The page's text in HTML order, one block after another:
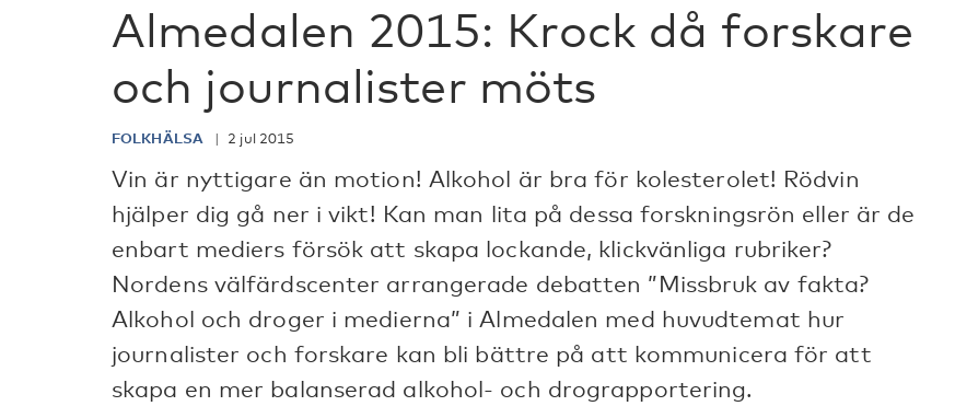
Almedalen 2015: Krock då forskare
och journalister möts
FOLKHÄLSA 2 jul 2015
Vin är nyttigare än motion! Alkohol är bra för kolesterolet! Rödvin
hjälper dig gå ner i vikt! Kan man lita på dessa forskningsrön eller är de
enbart mediers försök att skapa lockande, klickvänliga rubriker?
Nordens välfärdscenter arrangerade debatten ”Missbruk av fakta?
Alkohol och droger i medierna” i Almedalen med huvudtemat hur
journalister och forskare kan bli bättre på att kommunicera för att
skapa en mer balanserad alkohol- och drograpportering.